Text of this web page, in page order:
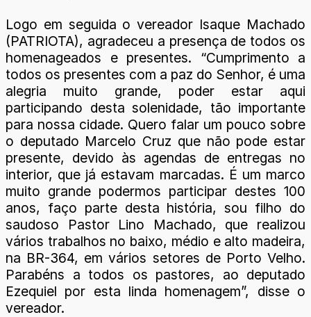
Logo em seguida o vereador Isaque Machado
(PATRIOTA), agradeceu a presença de todos os
homenageados e presentes. “Cumprimento a
todos os presentes com a paz do Senhor, é uma
alegria muito grande, poder estar aqui
participando desta solenidade, tão importante
para nossa cidade. Quero falar um pouco sobre
o deputado Marcelo Cruz que não pode estar
presente, devido às agendas de entregas no
interior, que já estavam marcadas. É um marco
muito grande podermos participar destes 100
anos, faço parte desta história, sou filho do
saudoso Pastor Lino Machado, que realizou
vários trabalhos no baixo, médio e alto madeira,
na BR-364, em vários setores de Porto Velho.
Parabéns a todos os pastores, ao deputado
Ezequiel por esta linda homenagem”, disse o
vereador.